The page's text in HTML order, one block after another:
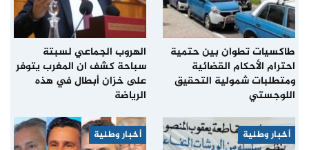
طاكسيات تطوان بين حتمية
احترام الأحكام القضائية
ومتطلبات شمولية التحقيق
اللوجستي
الهروب الجماعي لسبتة
سباحة كشف ان المغرب يتوفر
على خزان أبطال في هذه
الرياضة
أخبار وطنية أخبار وطنية